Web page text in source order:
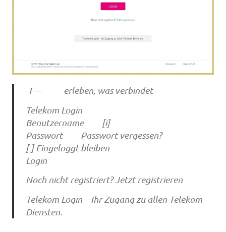
-T— erleben, was verbindet
Telekom Login
Benutzername [i]
Passwort Passwort vergessen?
[ ] Eingeloggt bleiben
Login
Noch nicht registriert? Jetzt registrieren
Telekom Login – Ihr Zugang zu allen Telekom
Diensten.